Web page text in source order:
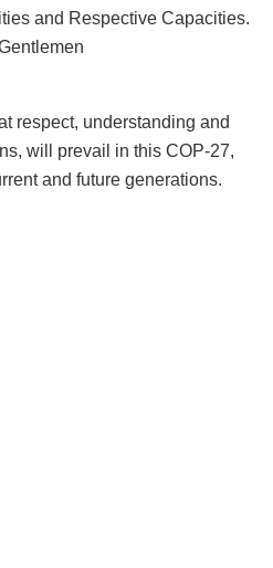
and Respective Capacities.
respect, understanding and
will prevail in this COP-27,
and future generations.